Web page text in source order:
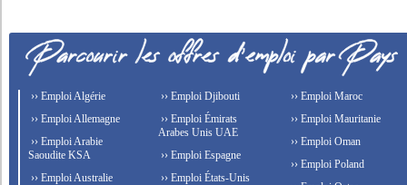
›› Emploi Algérie
›› Emploi Allemagne
›› Emploi Arabie
Saoudite KSA
›› Emploi Australie
›› Emploi Djibouti
›› Emploi Émirats
Arabes Unis UAE
›› Emploi Espagne
›› Emploi États-Unis
›› Emploi Maroc
›› Emploi Mauritanie
›› Emploi Oman
›› Emploi Poland